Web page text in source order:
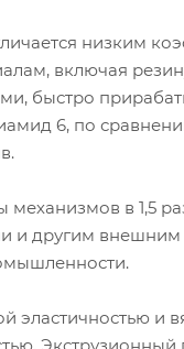
низким
включая
быстро
6, по
в 1,5
и другим
эластичностью и